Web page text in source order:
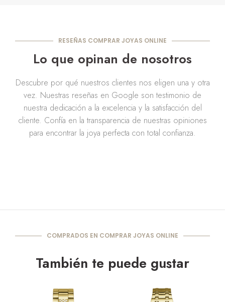
RESEÑAS COMPRAR JOYAS ONLINE
Lo que opinan de nosotros
Descubre por qué nuestros clientes nos eligen una y otra
vez. Nuestras reseñas en Google son testimonio de
nuestra dedicación a la excelencia y la satisfacción del
cliente. Confía en la transparencia de nuestras opiniones
para encontrar la joya perfecta con total confianza.
COMPRADOS EN COMPRAR JOYAS ONLINE
También te puede gustar